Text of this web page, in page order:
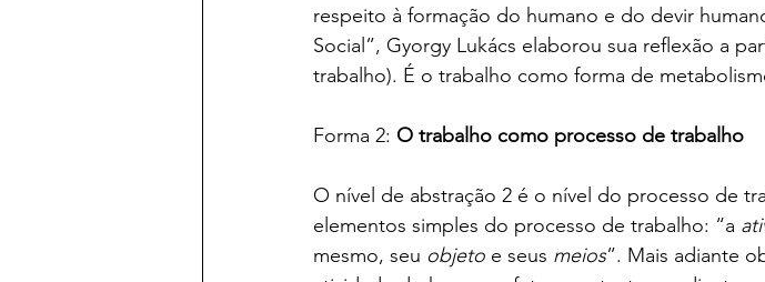
respeito à formação do humano e do devir
Social”, Gyorgy Lukács elaborou sua reflexão a
trabalho). É o trabalho como forma de
Forma 2: O trabalho como processo de trabalho
O nível de abstração 2 é o nível do processo de
elementos simples do processo de trabalho: “a
mesmo, seu objeto e seus meios”. Mais adiante